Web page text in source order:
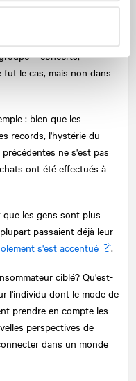
important que jamais.
– concerts,
le cas, mais non dans
: bien que les
records, l'hystérie du
ne s'est pas
ont été effectués à
les gens sont plus
passaient déjà leur
s'est accentué .
ciblé? Qu'est-
l'individu dont le mode de
prendre en compte les
perspectives de
dans un monde